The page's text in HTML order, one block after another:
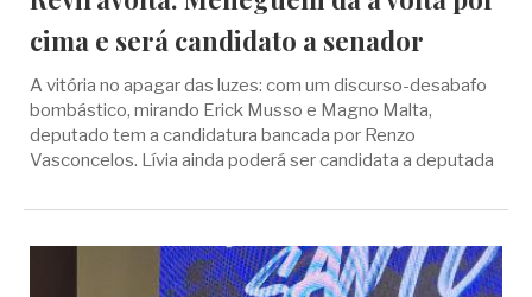
cima e será candidato a senador
A vitória no apagar das luzes: com um discurso-desabafo
bombástico, mirando Erick Musso e Magno Malta,
deputado tem a candidatura bancada por Renzo
Vasconcelos. Lívia ainda poderá ser candidata a deputada